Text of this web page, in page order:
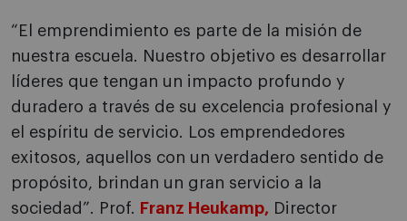
“El emprendimiento es parte de la misión de
nuestra escuela. Nuestro objetivo es desarrollar
líderes que tengan un impacto profundo y
duradero a través de su excelencia profesional y
el espíritu de servicio. Los emprendedores
exitosos, aquellos con un verdadero sentido de
propósito, brindan un gran servicio a la
sociedad”. Prof.
Franz Heukamp, Director